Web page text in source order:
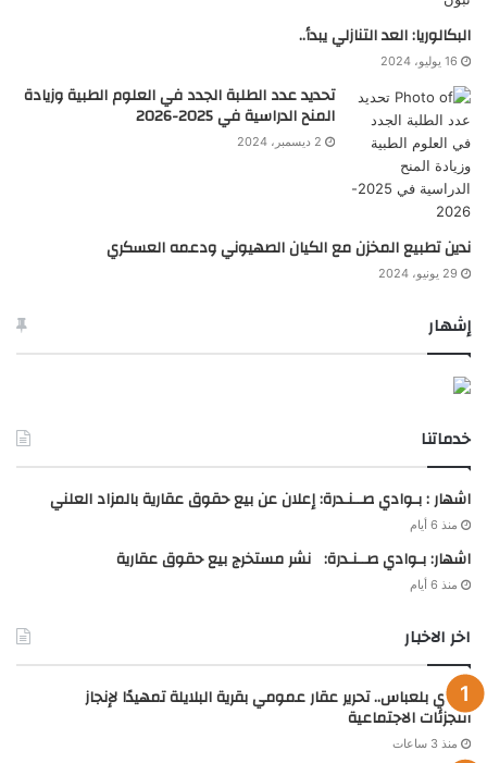
البكالوريا: العد التنازلي يبدأ..
16 يوليو، 2024
تحديد عدد الطلبة الجدد في العلوم الطبية وزيادة
المنح الدراسية في 2025-2026
2 ديسمبر، 2024
ندين تطبيع المخزن مع الكيان الصهيوني ودعمه العسكري
29 يونيو، 2024
إشهار
خدماتنا
اشهار : بـوادي صــنـدرة: إعلان عن بيع حقوق عقارية بالمزاد العلني
منذ 6 أيام
اشهار: بـوادي صــنـدرة: نشر مستخرج بيع حقوق عقارية
منذ 6 أيام
اخر الاخبار
سيدي بلعباس.. تحرير عقار عمومي بقرية البلايلة تمهيدًا لإنجاز
التجزئات الاجتماعية
منذ 3 ساعات